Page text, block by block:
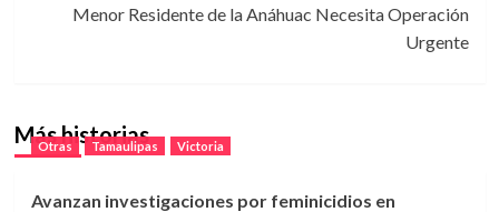
Menor Residente de la Anáhuac Necesita Operación
Urgente
Más historias
Otras Tamaulipas Victoria
Avanzan investigaciones por feminicidios en